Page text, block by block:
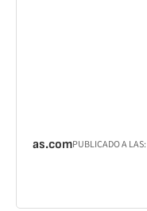
as.comPUBLICADO A LAS: